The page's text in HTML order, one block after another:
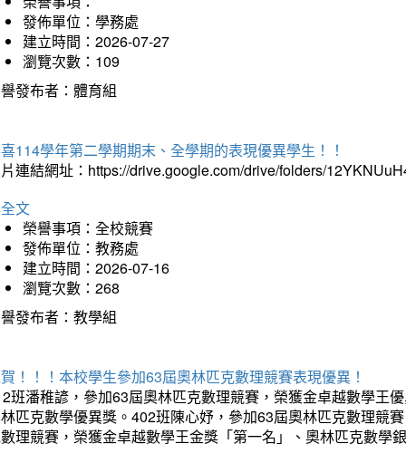
發佈單位：學務處
建立時間：2026-07-27
瀏覽次數：109
發布者：體育組
114學年第二學期期末、全學期的表現優異學生！！
連結網址：https://drive.google.com/drive/folders/
文
榮譽事項：全校競賽
發佈單位：教務處
建立時間：2026-07-16
瀏覽次數：268
發布者：教學組
！！！本校學生參加63屆奧林匹克數理競賽表現優異！
班潘稚諺，參加63屆奧林匹克數理競賽，榮獲金卓越數學王
匹克數學優異獎。402班陳心妤，參加63屆奧林匹克數理競
理競賽，榮獲金卓越數學王金獎「第一名」、奧林匹克數學